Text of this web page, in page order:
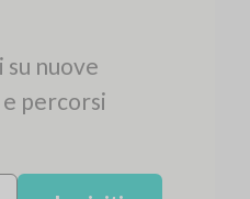
su nuove
percorsi